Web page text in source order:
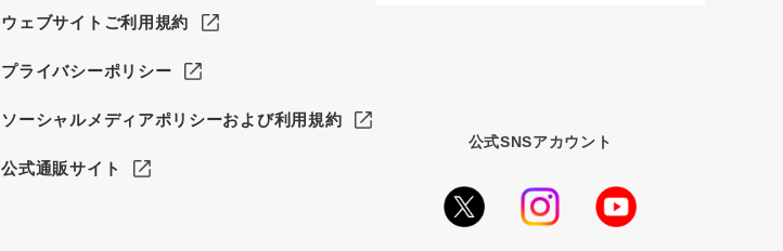
ウェブサイトご利用規約
プライバシーポリシー
ソーシャルメディアポリシーおよび利用規約
公式通販サイト
公式SNSアカウント